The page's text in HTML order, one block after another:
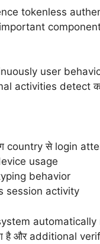
tokenless
component
user
activities detect
country से login
usage
behavior
session activity
automatically
है और additional